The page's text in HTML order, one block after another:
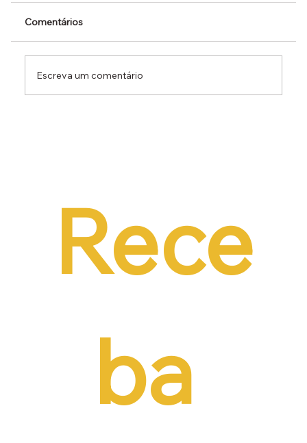
Comentários
Escreva um comentário
Rece
ba